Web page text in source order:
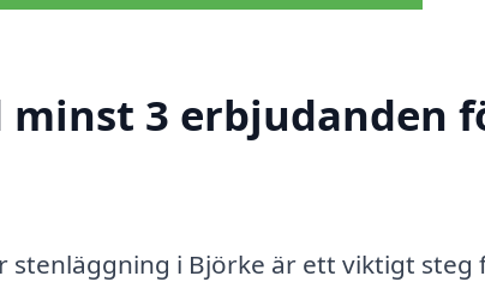
minst 3 erbjudanden
stenläggning i Björke är ett viktigt